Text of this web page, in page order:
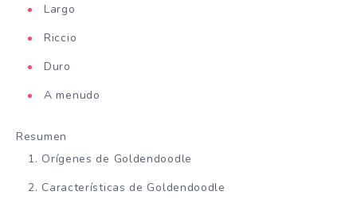
Largo
Riccio
Duro
A menudo
Resumen
Orígenes de Goldendoodle
Características de Goldendoodle